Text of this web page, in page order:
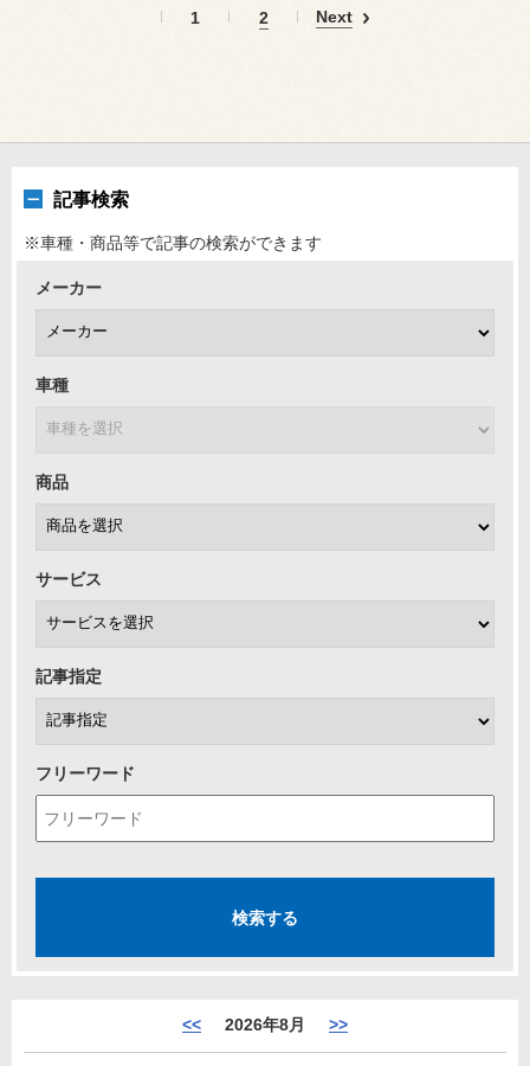
1 2 Next
記事検索
※車種・商品等で記事の検索ができます
メーカー
車種
商品
サービス
記事指定
フリーワード
<< 2026年8月 >>